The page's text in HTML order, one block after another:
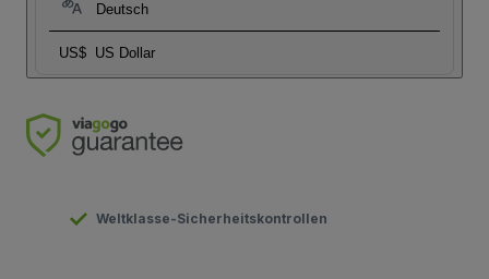
Deutsch
US$ US Dollar
Weltklasse-Sicherheitskontrollen